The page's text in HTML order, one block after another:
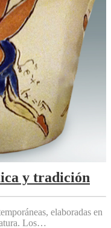
y tradición
elaboradas en
Los…